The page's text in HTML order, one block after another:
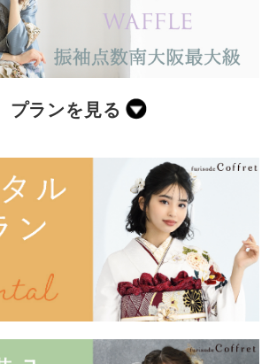
プランを見る